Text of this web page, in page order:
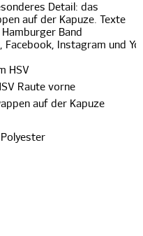
Detail: das
auf der Kapuze. Texte
Band
, Facebook, Instagram und
HSV
Raute vorne
auf der Kapuze